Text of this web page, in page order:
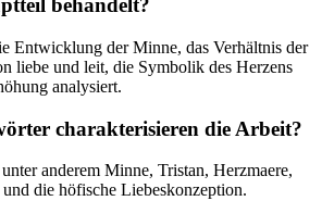
behandelt?
Entwicklung der Minne, das Verhältnis der
liebe und leit, die Symbolik des Herzens
analysiert.
charakterisieren die Arbeit?
anderem Minne, Tristan, Herzmaere,
die höfische Liebeskonzeption.